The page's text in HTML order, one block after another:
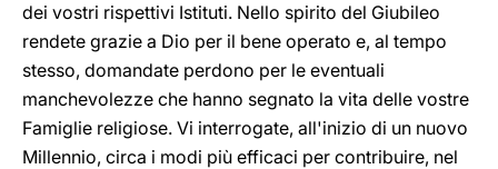
dei vostri rispettivi Istituti. Nello spirito del Giubileo
rendete grazie a Dio per il bene operato e, al tempo
stesso, domandate perdono per le eventuali
manchevolezze che hanno segnato la vita delle vostre
Famiglie religiose. Vi interrogate, all'inizio di un nuovo
Millennio, circa i modi più efficaci per contribuire, nel